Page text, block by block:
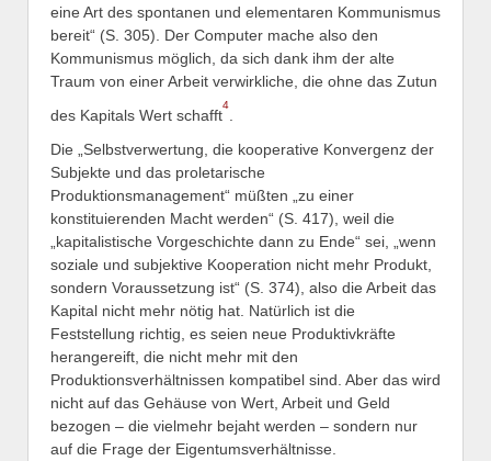
eine Art des spontanen und elementaren Kommunismus
bereit“ (S. 305). Der Computer mache also den
Kommunismus möglich, da sich dank ihm der alte
Traum von einer Arbeit verwirkliche, die ohne das Zutun
des Kapitals Wert schafft
4
Die „Selbstverwertung, die kooperative Konvergenz der
Subjekte und das proletarische
Produktionsmanagement“ müßten „zu einer
konstituierenden Macht werden“ (S. 417), weil die
„kapitalistische Vorgeschichte dann zu Ende“ sei, „wenn
soziale und subjektive Kooperation nicht mehr Produkt,
sondern Voraussetzung ist“ (S. 374), also die Arbeit das
Kapital nicht mehr nötig hat. Natürlich ist die
Feststellung richtig, es seien neue Produktivkräfte
herangereift, die nicht mehr mit den
Produktionsverhältnissen kompatibel sind. Aber das wird
nicht auf das Gehäuse von Wert, Arbeit und Geld
bezogen – die vielmehr bejaht werden – sondern nur
auf die Frage der Eigentumsverhältnisse.